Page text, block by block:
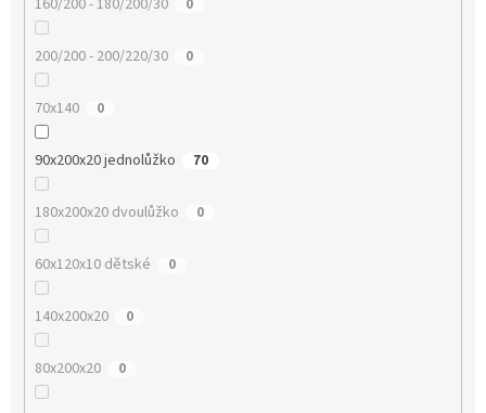
160/200 - 180/200/30 0
200/200 - 200/220/30 0
70x140 0
90x200x20 jednolůžko 70
180x200x20 dvoulůžko 0
60x120x10 dětské 0
140x200x20 0
80x200x20 0